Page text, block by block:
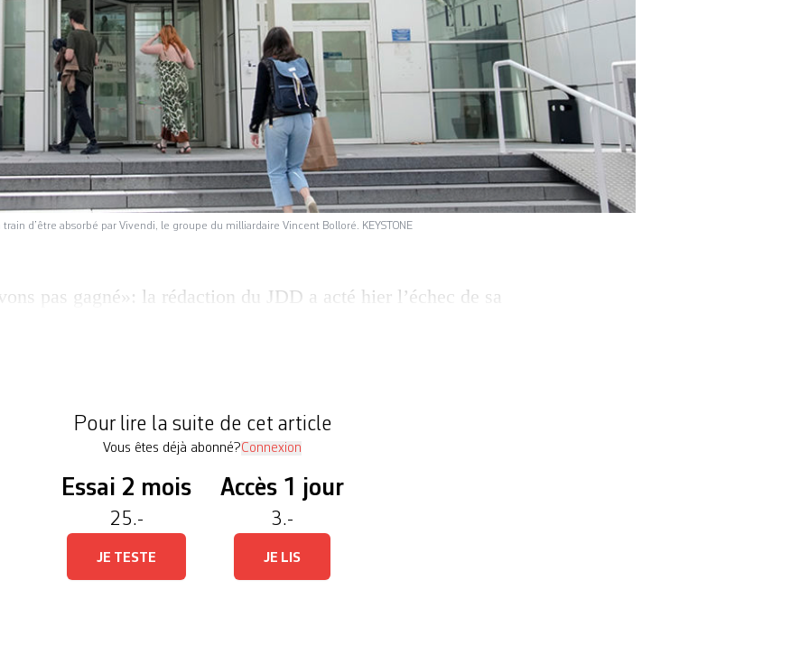
d’être absorbé par Vivendi, le groupe du milliardaire Vincent Bolloré. KEYSTONE
pas gagné»: la rédaction du JDD a acté hier l’échec de sa
Pour lire la suite de cet article
Vous êtes déjà abonné?Connexion
Essai 2 mois
25.-
JE TESTE
Accès 1 jour
3.-
JE LIS